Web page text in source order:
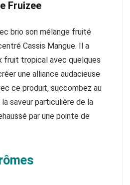
Fruizee
brio son mélange fruité
Cassis Mangue. Il a
fruit tropical avec quelques
une alliance audacieuse
ce produit, succombez au
saveur particulière de la
par une pointe de